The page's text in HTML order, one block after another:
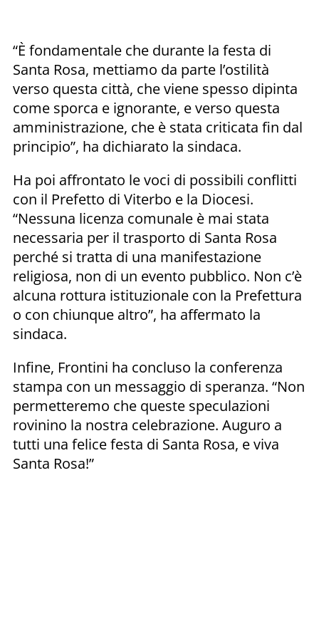
“È fondamentale che durante la festa di
Santa Rosa, mettiamo da parte l’ostilità
verso questa città, che viene spesso dipinta
come sporca e ignorante, e verso questa
amministrazione, che è stata criticata fin dal
principio”, ha dichiarato la sindaca.
Ha poi affrontato le voci di possibili conflitti
con il Prefetto di Viterbo e la Diocesi.
“Nessuna licenza comunale è mai stata
necessaria per il trasporto di Santa Rosa
perché si tratta di una manifestazione
religiosa, non di un evento pubblico. Non c’è
alcuna rottura istituzionale con la Prefettura
o con chiunque altro”, ha affermato la
sindaca.
Infine, Frontini ha concluso la conferenza
stampa con un messaggio di speranza. “Non
permetteremo che queste speculazioni
rovinino la nostra celebrazione. Auguro a
tutti una felice festa di Santa Rosa, e viva
Santa Rosa!”